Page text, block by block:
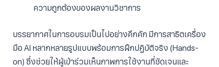
ความถูกต้องของผลงานวิชาการ
บรรยากาศในการอบรมเป็นไปอย่างคึกคัก มีการสาธิตเครื่อง
มือ AI หลากหลายรูปแบบพร้อมการฝึกปฏิบัติจริง (Hands-
on) ซึ่งช่วยให้ผู้เข้าร่วมเห็นภาพการใช้งานที่ชัดเจนและ